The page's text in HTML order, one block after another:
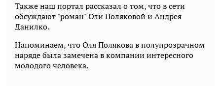
Также наш портал рассказал о том, что в сети
обсуждают "роман" Оли Поляковой и Андрея
Данилко.
Напоминаем, что Оля Полякова в полупрозрачном
наряде была замечена в компании интересного
молодого человека.